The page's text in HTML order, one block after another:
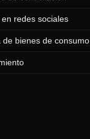
redes sociales
bienes de consumo